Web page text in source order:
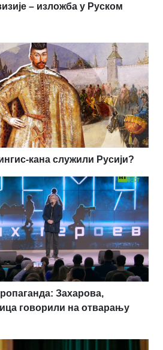
– изложба у Руском
кана служили Русији?
Захарова,
говорили на отварању